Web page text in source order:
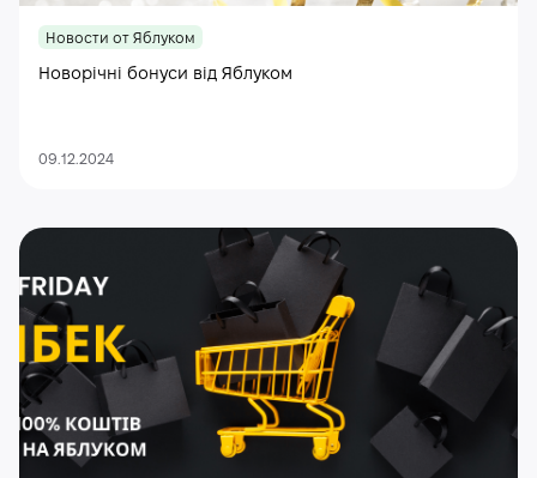
Новости от Яблуком
Новорічні бонуси від Яблуком
09.12.2024